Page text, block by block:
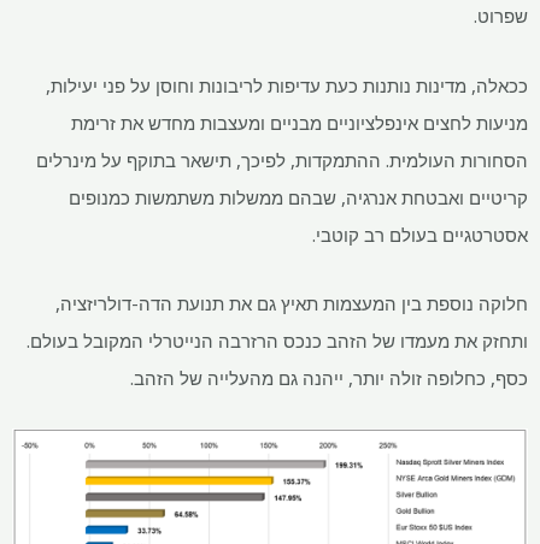
שפרוט.
ככאלה, מדינות נותנות כעת עדיפות לריבונות וחוסן על פני יעילות,
מניעות לחצים אינפלציוניים מבניים ומעצבות מחדש את זרימת
הסחורות העולמית. ההתמקדות, לפיכך, תישאר בתוקף על מינרלים
קריטיים ואבטחת אנרגיה, שבהם ממשלות משתמשות כמנופים
אסטרטגיים בעולם רב קוטבי.
חלוקה נוספת בין המעצמות תאיץ גם את תנועת הדה-דולריזציה,
ותחזק את מעמדו של הזהב כנכס הרזרבה הנייטרלי המקובל בעולם.
כסף, כחלופה זולה יותר, ייהנה גם מהעלייה של הזהב.